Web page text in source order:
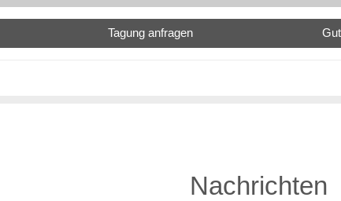
Tagung anfragen
Nachrichten